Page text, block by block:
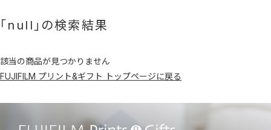
「null」の検索結果
該当の商品が見つかりません
FUJIFILM プリント&ギフト トップページに戻る